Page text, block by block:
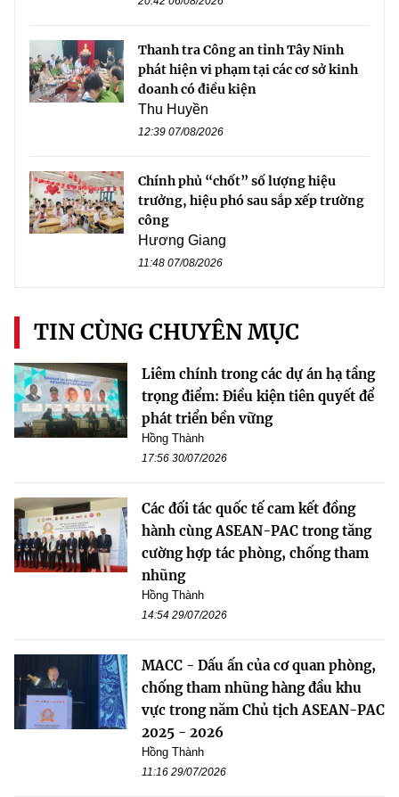
Thanh tra Công an tỉnh Tây Ninh
phát hiện vi phạm tại các cơ sở kinh
doanh có điều kiện
Thu Huyền
12:39 07/08/2026
Chính phủ “chốt” số lượng hiệu
trưởng, hiệu phó sau sắp xếp trường
công
Hương Giang
11:48 07/08/2026
TIN CÙNG CHUYÊN MỤC
Liêm chính trong các dự án hạ tầng
trọng điểm: Điều kiện tiên quyết để
phát triển bền vững
Hồng Thành
17:56 30/07/2026
Các đối tác quốc tế cam kết đồng
hành cùng ASEAN-PAC trong tăng
cường hợp tác phòng, chống tham
nhũng
Hồng Thành
14:54 29/07/2026
MACC - Dấu ấn của cơ quan phòng,
chống tham nhũng hàng đầu khu
vực trong năm Chủ tịch ASEAN-PAC
2025 - 2026
Hồng Thành
11:16 29/07/2026